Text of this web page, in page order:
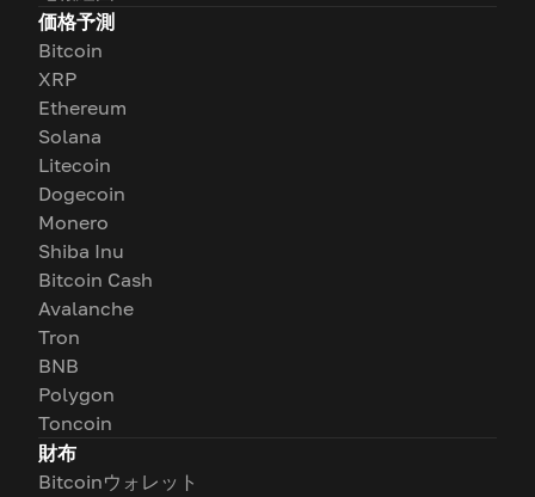
価格予測
Bitcoin
XRP
Ethereum
Solana
Litecoin
Dogecoin
Monero
Shiba Inu
Bitcoin Cash
Avalanche
Tron
BNB
Polygon
Toncoin
財布
Bitcoinウォレット